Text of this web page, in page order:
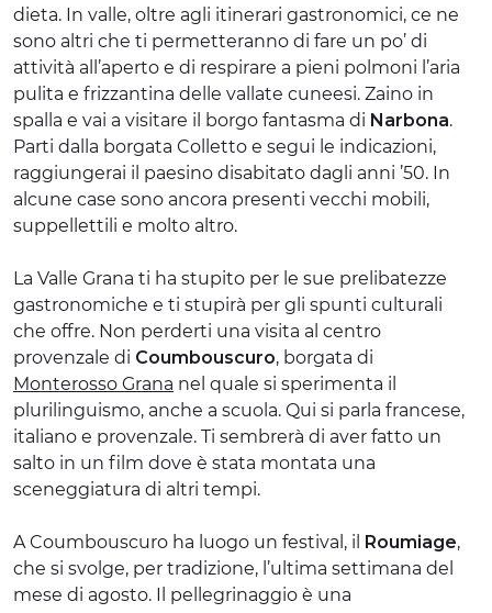
dieta. In valle, oltre agli itinerari gastronomici, ce ne
sono altri che ti permetteranno di fare un po’ di
attività all’aperto e di respirare a pieni polmoni l’aria
pulita e frizzantina delle vallate cuneesi. Zaino in
spalla e vai a visitare il borgo fantasma di Narbona.
Parti dalla borgata Colletto e segui le indicazioni,
raggiungerai il paesino disabitato dagli anni ’50. In
alcune case sono ancora presenti vecchi mobili,
suppellettili e molto altro.
La Valle Grana ti ha stupito per le sue prelibatezze
gastronomiche e ti stupirà per gli spunti culturali
che offre. Non perderti una visita al centro
provenzale di Coumbouscuro, borgata di
Monterosso Grana nel quale si sperimenta il
plurilinguismo, anche a scuola. Qui si parla francese,
italiano e provenzale. Ti sembrerà di aver fatto un
salto in un film dove è stata montata una
sceneggiatura di altri tempi.
A Coumbouscuro ha luogo un festival, il Roumiage,
che si svolge, per tradizione, l’ultima settimana del
mese di agosto. Il pellegrinaggio è una